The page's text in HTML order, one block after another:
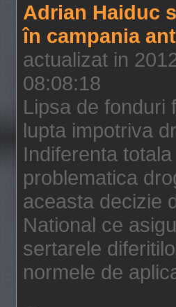
Adrian Haiduc
în campania
actualizat in
08:08:18
Lipsa de fonduri
lupta impotriva
Indiferenta
problematica
aceasta decizie
National ce
sertarele
normele de